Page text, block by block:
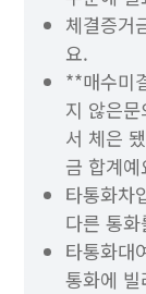
체결증거
요.
**매수미
지 않은
서 체은
금 합계예
타통화차
다른 통
타통화대
통화에